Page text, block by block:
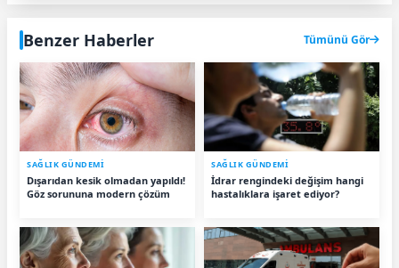
Benzer Haberler Tümünü Gör
SAĞLIK GÜNDEMİ
Dışarıdan kesik olmadan yapıldı!
Göz sorununa modern çözüm
SAĞLIK GÜNDEMİ
İdrar rengindeki değişim hangi
hastalıklara işaret ediyor?